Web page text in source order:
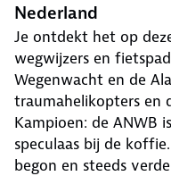
Nederland
Je ontdekt het op
wegwijzers en
Wegenwacht en de
traumahelikopters en
Kampioen: de ANWB
speculaas bij de
begon en steeds